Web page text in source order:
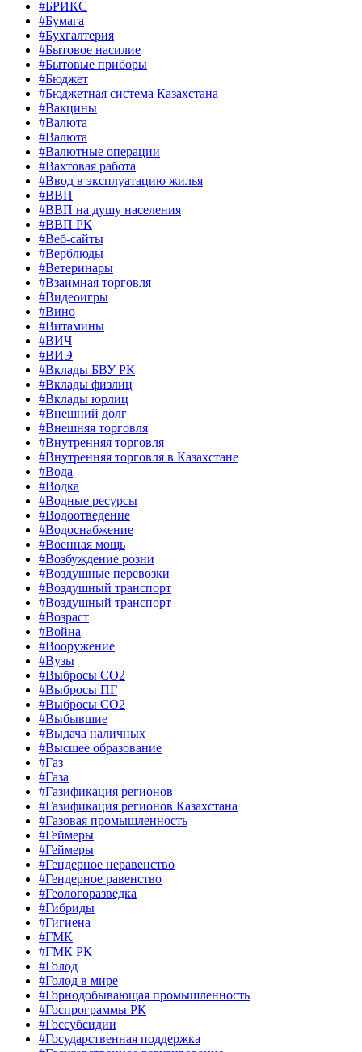
#БРИКС
#Бумага
#Бухгалтерия
#Бытовое насилие
#Бытовые приборы
#Бюджет
#Бюджетная система Казахстана
#Вакцины
#Валюта
#Валюта
#Валютные операции
#Вахтовая работа
#Ввод в эксплуатацию жилья
#ВВП
#ВВП на душу населения
#ВВП РК
#Веб-сайты
#Верблюды
#Ветеринары
#Взаимная торговля
#Видеоигры
#Вино
#Витамины
#ВИЧ
#ВИЭ
#Вклады БВУ РК
#Вклады физлиц
#Вклады юрлиц
#Внешний долг
#Внешняя торговля
#Внутренняя торговля
#Внутренняя торговля в Казахстане
#Вода
#Водка
#Водные ресурсы
#Водоотведение
#Водоснабжение
#Военная мощь
#Возбуждение розни
#Воздушные перевозки
#Воздушный транспорт
#Воздушный транспорт
#Возраст
#Война
#Вооружение
#Вузы
#Выбросы CO2
#Выбросы ПГ
#Выбросы СО2
#Выбывшие
#Выдача наличных
#Высшее образование
#Газ
#Газа
#Газификация регионов
#Газификация регионов Казахстана
#Газовая промышленность
#Геймеры
#Геймеры
#Гендерное неравенство
#Гендерное равенство
#Геологоразведка
#Гибриды
#Гигиена
#ГМК
#ГМК РК
#Голод
#Голод в мире
#Горнодобывающая промышленность
#Госпрограммы РК
#Госсубсидии
#Государственная поддержка